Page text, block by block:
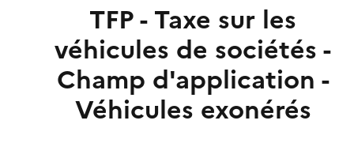
TFP - Taxe sur les
véhicules de sociétés -
Champ d'application -
Véhicules exonérés